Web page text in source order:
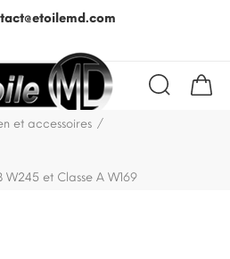
et accessoires
et Classe A W169